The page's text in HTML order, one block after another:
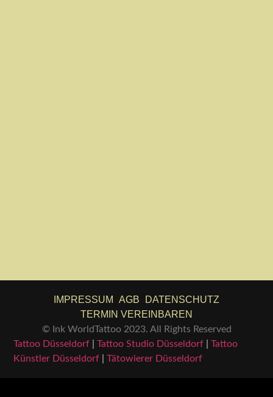
© Ink WorldTattoo 2023. All Rights Reserved
IMPRESSUM AGB
DATENSCHUTZ
TERMIN VEREINBAREN
Tattoo Düsseldorf |Tattoo Studio Düsseldorf |Tattoo
Künstler Düsseldorf |Tätowierer Düsseldorf